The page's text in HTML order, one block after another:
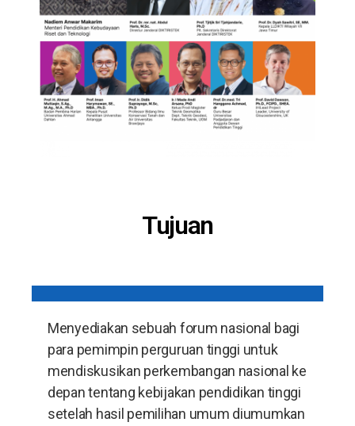
Tujuan
Menyediakan sebuah forum nasional bagi
para pemimpin perguruan tinggi untuk
mendiskusikan perkembangan nasional ke
depan tentang kebijakan pendidikan tinggi
setelah hasil pemilihan umum diumumkan